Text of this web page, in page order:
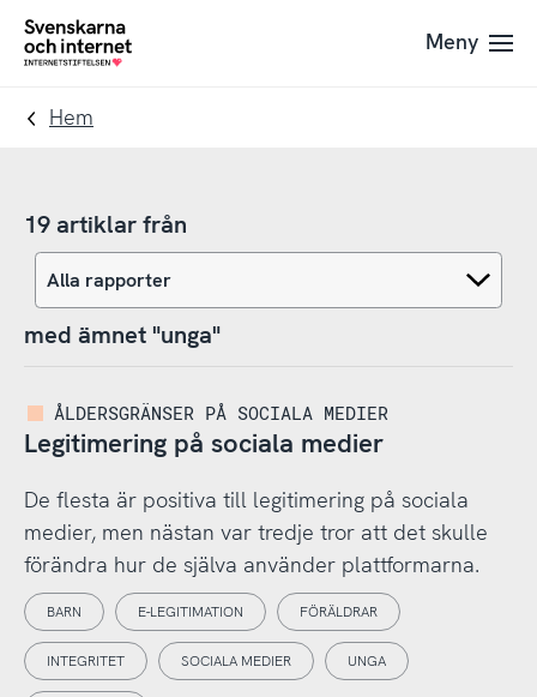
Till
navigation
Till
innehåll
To
Meny
Hem
19 artiklar från
med ämnet "unga"
ÅLDERSGRÄNSER PÅ SOCIALA MEDIER
Legitimering på sociala medier
De flesta är positiva till legitimering på sociala
medier, men nästan var tredje tror att det skulle
förändra hur de själva använder plattformarna.
BARN E-LEGITIMATION FÖRÄLDRAR
INTEGRITET SOCIALA MEDIER UNGA